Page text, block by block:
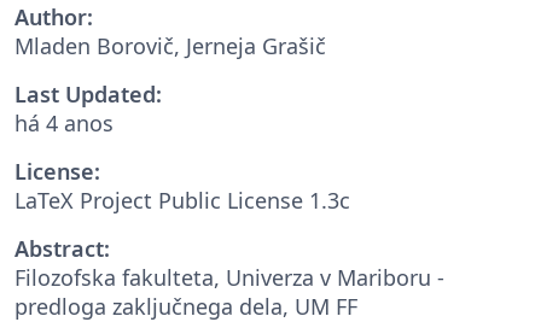
Author:
Mladen Borovič, Jerneja Grašič
Last Updated:
há 4 anos
License:
LaTeX Project Public License 1.3c
Abstract:
Filozofska fakulteta, Univerza v Mariboru -
predloga zaključnega dela, UM FF